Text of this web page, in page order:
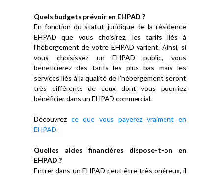
Quels budgets prévoir en EHPAD ?
En fonction du statut juridique de la résidence
EHPAD que vous choisirez, les tarifs liés à
l’hébergement de votre EHPAD varient. Ainsi, si
vous choisissez un EHPAD public, vous
bénéficierez des tarifs les plus bas mais les
services liés à la qualité de l’hébergement seront
très différents de ceux dont vous pourriez
bénéficier dans un EHPAD commercial.
Découvrez ce que vous payerez vraiment en
EHPAD
Quelles aides financières dispose-t-on en
EHPAD ?
Entrer dans un EHPAD peut être très onéreux, il